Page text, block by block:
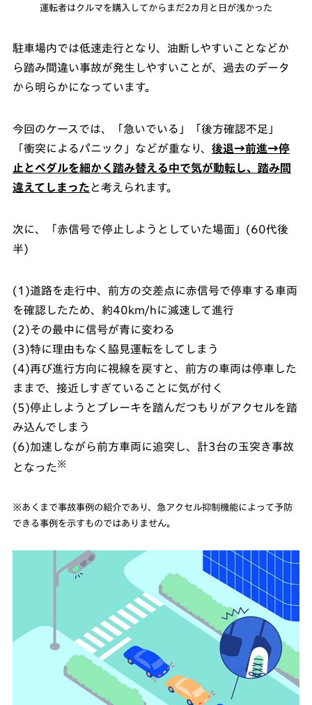
運転者はクルマを購入してからまだ2カ月と日が浅かった
駐車場内では低速走行となり、油断しやすいことなどか
ら踏み間違い事故が発生しやすいことが、過去のデータ
から明らかになっています。
今回のケースでは、「急いでいる」「後方確認不足」
「衝突によるパニック」などが重なり、 後退→前進→停
止とペダルを細かく踏み替える中で気が動転し、踏み間
違えてしまった と考えられます。
次に、「赤信号で停止しようとしていた場面」(60代後
半)
(1)道路を走行中、前方の交差点に赤信号で停車する車両
を確認したため、約40km/hに減速して進行
(2)その最中に信号が青に変わる
(3)特に理由もなく脇見運転をしてしまう
(4)再び進行方向に視線を戻すと、前方の車両は停車した
ままで、接近しすぎていることに気が付く
(5)停止しようとブレーキを踏んだつもりがアクセルを踏
み込んでしまう
(6)加速しながら前方車両に追突し、計3台の玉突き事故
となった※
※あくまで事故事例の紹介であり、急アクセル抑制機能によって予防
できる事例を示すものではありません。